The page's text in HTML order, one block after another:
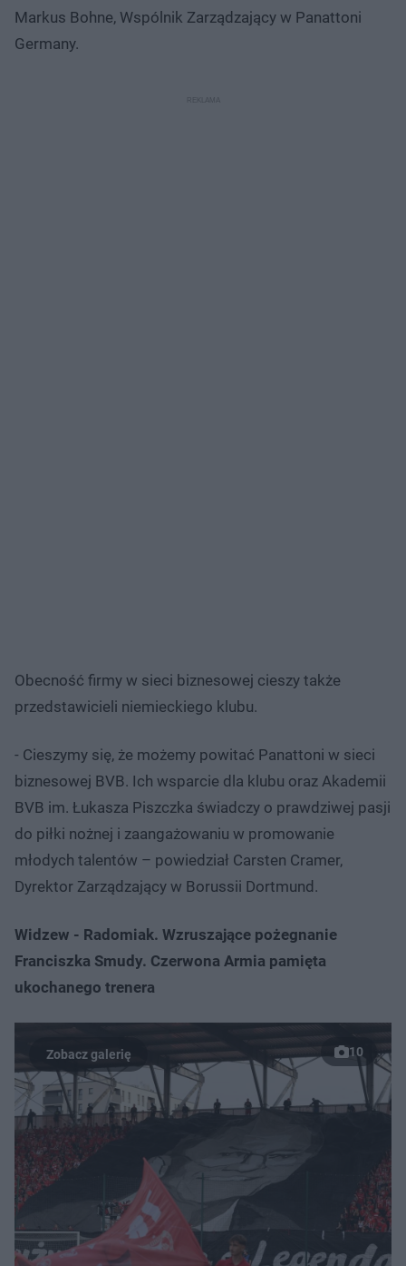
Markus Bohne, Wspólnik Zarządzający w Panattoni
Germany.
Obecność firmy w sieci biznesowej cieszy także
przedstawicieli niemieckiego klubu.
- Cieszymy się, że możemy powitać Panattoni w sieci
biznesowej BVB. Ich wsparcie dla klubu oraz Akademii
BVB im. Łukasza Piszczka świadczy o prawdziwej pasji
do piłki nożnej i zaangażowaniu w promowanie
młodych talentów – powiedział Carsten Cramer,
Dyrektor Zarządzający w Borussii Dortmund.
Widzew - Radomiak. Wzruszające pożegnanie
Franciszka Smudy. Czerwona Armia pamięta
ukochanego trenera
10